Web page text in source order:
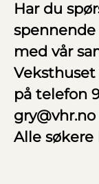
Har du
med vår
pa telefon
gry@vhr.no
Alle